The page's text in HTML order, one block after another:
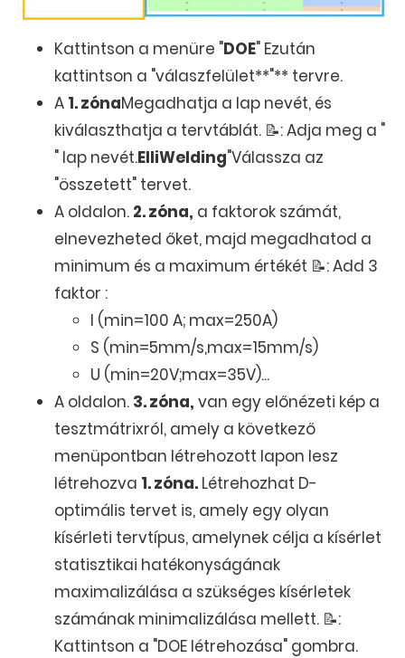
Kattintson a menüre "DOE" Ezután
kattintson a "válaszfelület**"** tervre.
A 1. zónaMegadhatja a lap nevét, és
kiválaszthatja a tervtáblát. 📝: Adja meg a "
" lap nevét.ElliWelding"Válassza az
"összetett" tervet.
A oldalon. 2. zóna, a faktorok számát,
elnevezheted őket, majd megadhatod a
minimum és a maximum értékét 📝: Add 3
faktor :
I (min=100 A; max=250A)
S (min=5mm/s,max=15mm/s)
U (min=20V;max=35V)...
A oldalon. 3. zóna, van egy előnézeti kép a
tesztmátrixról, amely a következő
menüpontban létrehozott lapon lesz
létrehozva 1. zóna. Létrehozhat D-
optimális tervet is, amely egy olyan
kísérleti tervtípus, amelynek célja a kísérlet
statisztikai hatékonyságának
maximalizálása a szükséges kísérletek
számának minimalizálása mellett. 📝:
Kattintson a "DOE létrehozása" gombra.